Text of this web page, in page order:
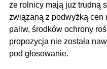
że rolnicy mają już trudną
związaną z podwyżką cen
paliw, środków ochrony
propozycja nie została
pod głosowanie.